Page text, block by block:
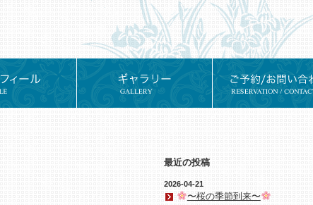
最近の投稿
2026-04-21
〜桜の季節到来〜